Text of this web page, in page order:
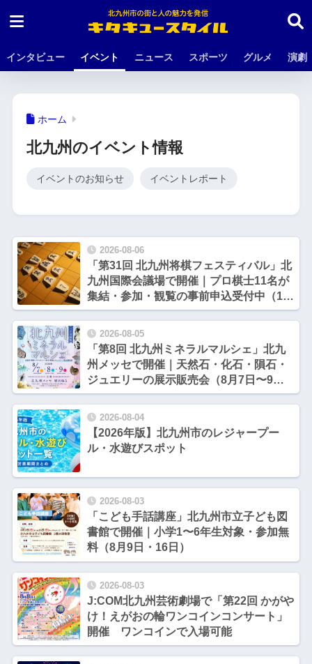
インタビュー イベント ニュース スポーツ グルメ 演劇
ホーム
北九州のイベント情報
イベントのお知らせ イベントレポート
2026-08-06
「第31回 北九州将棋フェスティバル」北
九州国際会議場で開催｜プロ棋士11名が
集結・参加・観覧の事前申込受付中（10
月17日・18日）
2026-08-05
「第8回 北九州ミネラルマルシェ」北九
州メッセで開催｜天然石・化石・隕石・
ジュエリーの展示販売会（8月7日〜9
日）【北九州市小倉北区】
2026-08-04
【2026年版】北九州市のレジャープー
ル・水遊びスポット
2026-08-03
「こども手話講座」北九州市立子ども図
書館で開催｜小学1〜6年生対象・参加無
料（8月9日・16日）
2026-08-03
J:COM北九州芸術劇場で「第22回 かがや
け！えがおの輪ワンコインコンサート」
開催 ワンコインで入場可能